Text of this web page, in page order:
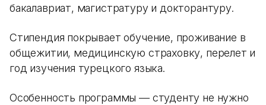
бакалавриат, магистратуру и докторантуру.
Стипендия покрывает обучение, проживание в
общежитии, медицинскую страховку, перелет и
год изучения турецкого языка.
Особенность программы — студенту не нужно